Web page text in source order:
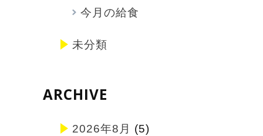
今月の給食
未分類
ARCHIVE
2026年8月 (5)